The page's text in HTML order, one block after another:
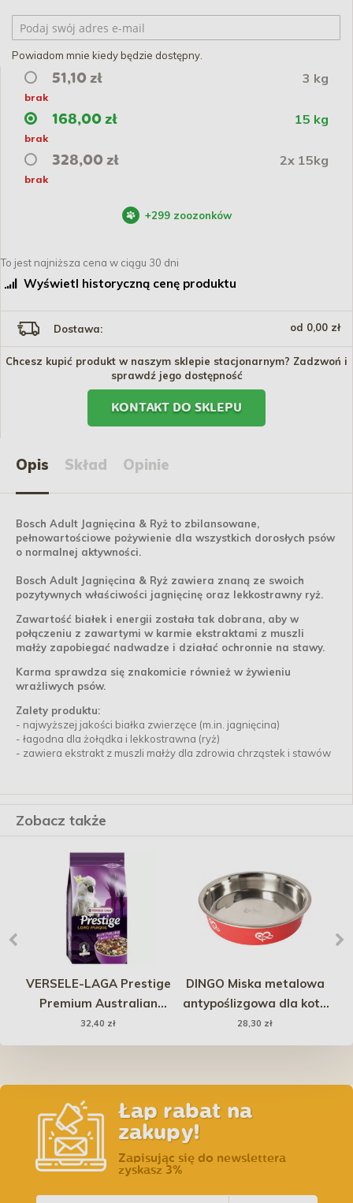
Powiadom mnie kiedy będzie dostępny.
51,10 zł 3 kg
brak
168,00 zł 15 kg
brak
328,00 zł 2x 15kg
brak
+299 zoozonków
To jest najniższa cena w ciągu 30 dni
Wyświetl historyczną cenę produktu
Dostawa: od 0,00 zł
Chcesz kupić produkt w naszym sklepie stacjonarnym? Zadzwoń i
sprawdź jego dostępność
KONTAKT DO SKLEPU
Opis Skład Opinie
Bosch Adult Jagnięcina & Ryż to zbilansowane,
pełnowartościowe pożywienie dla wszystkich dorosłych psów
o normalnej aktywności.
Bosch Adult Jagnięcina & Ryż zawiera znaną ze swoich
pozytywnych właściwości jagnięcinę oraz lekkostrawny ryż.
Zawartość białek i energii została tak dobrana, aby w
połączeniu z zawartymi w karmie ekstraktami z muszli
małży zapobiegać nadwadze i działać ochronnie na stawy.
Karma sprawdza się znakomicie również w żywieniu
wrażliwych psów.
Zalety produktu:
- najwyższej jakości białka zwierzęce (m.in. jagnięcina)
- łagodna dla żołądka i lekkostrawna (ryż)
- zawiera ekstrakt z muszli małży dla zdrowia chrząstek i stawów
Zobacz także
VERSELE-LAGA Prestige
Premium Australian
Parrot Loro Parque Mix -
dla papug australijskich
32,40 zł
DINGO Miska metalowa
antypoślizgowa dla kota
bonita 270 ml
28,30 zł
Łap rabat na
zakupy!
Zapisując się do newslettera
zyskasz 3%